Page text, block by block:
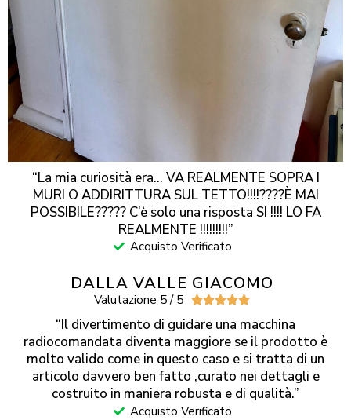
“La mia curiosità era… VA REALMENTE SOPRA I
MURI O ADDIRITTURA SUL TETTO!!!!????È MAI
POSSIBILE????? C’è solo una risposta SI !!!! LO FA
REALMENTE !!!!!!!!!”
Acquisto Verificato
DALLA VALLE GIACOMO
Valutazione 5 / 5 
“Il divertimento di guidare una macchina
radiocomandata diventa maggiore se il prodotto è
molto valido come in questo caso e si tratta di un
articolo davvero ben fatto ,curato nei dettagli e
costruito in maniera robusta e di qualità.”
Acquisto Verificato